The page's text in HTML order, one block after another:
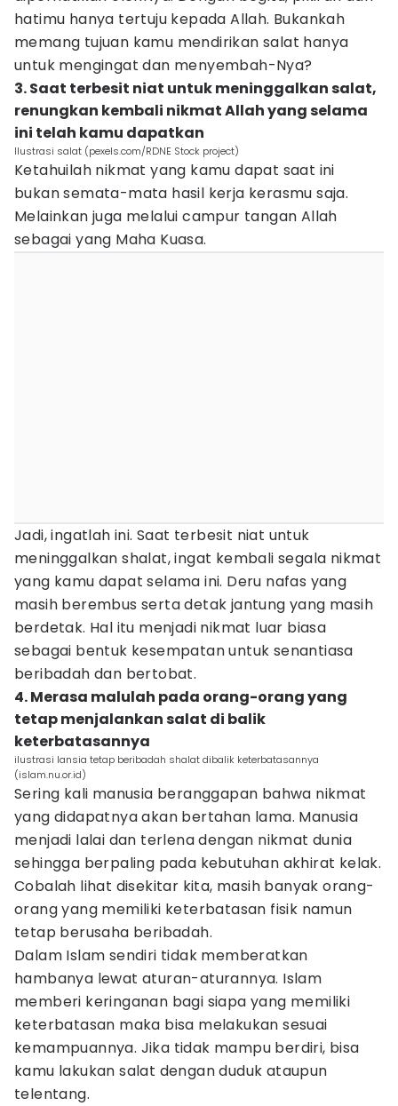
hatimu hanya tertuju kepada Allah. Bukankah
memang tujuan kamu mendirikan salat hanya
untuk mengingat dan menyembah-Nya?
3. Saat terbesit niat untuk meninggalkan salat,
renungkan kembali nikmat Allah yang selama
ini telah kamu dapatkan
Ilustrasi salat (pexels.com/RDNE Stock project)
Ketahuilah nikmat yang kamu dapat saat ini
bukan semata-mata hasil kerja kerasmu saja.
Melainkan juga melalui campur tangan Allah
sebagai yang Maha Kuasa.
Jadi, ingatlah ini. Saat terbesit niat untuk
meninggalkan shalat, ingat kembali segala nikmat
yang kamu dapat selama ini. Deru nafas yang
masih berembus serta detak jantung yang masih
berdetak. Hal itu menjadi nikmat luar biasa
sebagai bentuk kesempatan untuk senantiasa
beribadah dan bertobat.
4. Merasa malulah pada orang-orang yang
tetap menjalankan salat di balik
keterbatasannya
ilustrasi lansia tetap beribadah shalat dibalik keterbatasannya
(islam.nu.or.id)
Sering kali manusia beranggapan bahwa nikmat
yang didapatnya akan bertahan lama. Manusia
menjadi lalai dan terlena dengan nikmat dunia
sehingga berpaling pada kebutuhan akhirat kelak.
Cobalah lihat disekitar kita, masih banyak orang-
orang yang memiliki keterbatasan fisik namun
tetap berusaha beribadah.
Dalam Islam sendiri tidak memberatkan
hambanya lewat aturan-aturannya. Islam
memberi keringanan bagi siapa yang memiliki
keterbatasan maka bisa melakukan sesuai
kemampuannya. Jika tidak mampu berdiri, bisa
kamu lakukan salat dengan duduk ataupun
telentang.